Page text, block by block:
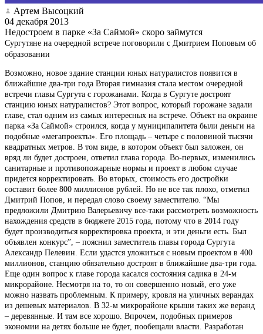
Артем Высоцкий
04 декабря 2013
Недостроем в парке «За Саймой» скоро займутся
Сургутяне на очередной встрече поговорили с Дмитрием Поповым об
образовании
Возможно, новое здание станции юных натуралистов появится в
ближайшие два-три года Вторая гимназия стала местом очередной
встречи главы Сургута с горожанами. Когда в Сургуте достроят
станцию юных натуралистов? Этот вопрос, который горожане задали
главе, стал одним из самых интересных на встрече. Объект на окраине
парка «За Саймой» строился, когда у муниципалитета были деньги на
подобные «мегапроекты». Его площадь – четыре с половиной тысячи
квадратных метров. В том виде, в котором объект был заложен, он
вряд ли будет достроен, ответил глава города. Во-первых, изменились
санитарные и противопожарные нормы и проект в любом случае
придется корректировать. Во вторых, стоимость его достройки
составит более 800 миллионов рублей. Но не все так плохо, отметил
Дмитрий Попов, и передал слово своему заместителю. “Мы
предложили Дмитрию Валерьевичу все-таки рассмотреть возможность
нахождения средств в бюджете 2015 года, потому что в 2014 году
будет производиться корректировка проекта, и эти деньги есть. Был
объявлен конкурс”, – пояснил заместитель главы города Сургута
Александр Пелевин. Если удастся уложиться с новым проектом в 400
миллионов, станцию обязательно достроят в ближайшие два-три года.
Еще один вопрос к главе города касался состояния садика в 24-м
микрорайоне. Несмотря на то, то он совершенно новый, его уже
можно назвать проблемным. К примеру, кровля на уличных верандах
из дешевых материалов. В 32-м микрорайоне крыши таких же веранд
– деревянные. И там все хорошо. Впрочем, подобных примеров
экономии на детях больше не будет, пообещали власти. Разработан